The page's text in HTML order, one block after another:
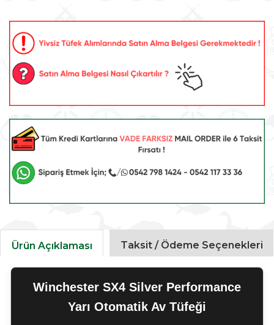
Ürün Açıklaması Taksit / Ödeme Seçenekleri
Winchester SX4 Silver Performance
Yarı Otomatik Av Tüfeği